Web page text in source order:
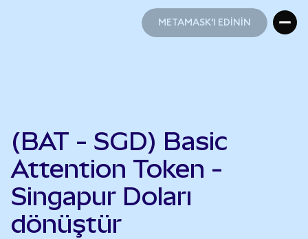
METAMASK'I EDİNİN
(BAT - SGD) Basic
Attention Token -
Singapur Doları
dönüştür